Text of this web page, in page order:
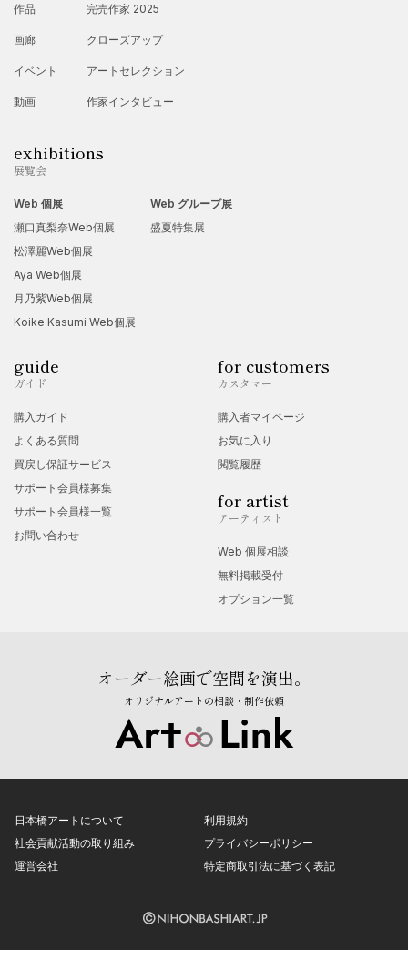
作品
画廊
イベント
動画
完売作家 2025
クローズアップ
アートセレクション
作家インタビュー
exhibitions
展覧会
Web 個展
瀬口真梨奈Web個展
松澤麗Web個展
Aya Web個展
月乃紫Web個展
Koike Kasumi Web個展
Web グループ展
盛夏特集展
guide
ガイド
購入ガイド
よくある質問
買戻し保証サービス
サポート会員様募集
サポート会員様一覧
お問い合わせ
for customers
カスタマー
購入者マイページ
お気に入り
閲覧履歴
for artist
アーティスト
Web 個展相談
無料掲載受付
オプション一覧
オーダー絵画で空間を演出。
オリジナルアートの相談・制作依頼
日本橋アートについて
社会貢献活動の取り組み
運営会社
利用規約
プライバシーポリシー
特定商取引法に基づく表記